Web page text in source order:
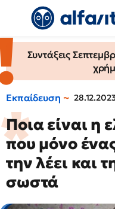
Συντάξεις
Εκπαίδευση
Ποια είναι η
που μόνο
την λέει και
σωστά